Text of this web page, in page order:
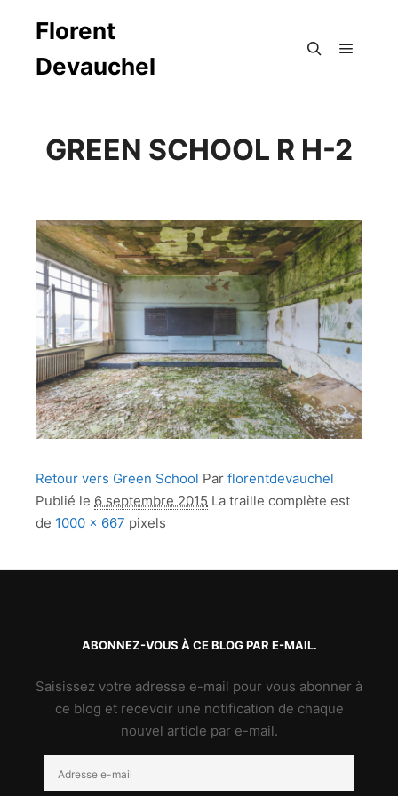
Florent
Devauchel
GREEN SCHOOL R H-2
Retour vers Green School Par florentdevauchel
Publié le 6 septembre 2015 La traille complète est
de 1000 × 667 pixels
ABONNEZ-VOUS À CE BLOG PAR E-MAIL.
Saisissez votre adresse e-mail pour vous abonner à
ce blog et recevoir une notification de chaque
nouvel article par e-mail.
e-